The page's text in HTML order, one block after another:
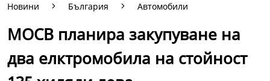
Новини България Автомобили
МОСВ планира закупуване на
два елктромобила на стойност